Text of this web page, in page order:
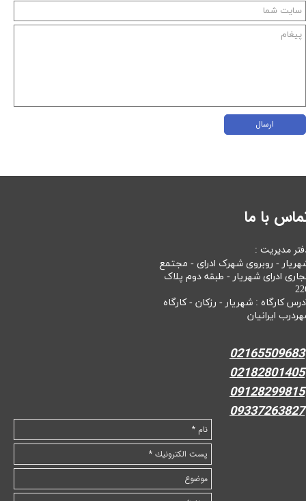
ارسال
با ما
مدیریت :
- روبروی شهرک ادرای - مجتمع
ادرای شهریار - طبقه دوم پلاک
کارگاه : شهریار - رزکان - کارگاه
ایرانیان
02165509683
02182801405
09128299815
09337263827